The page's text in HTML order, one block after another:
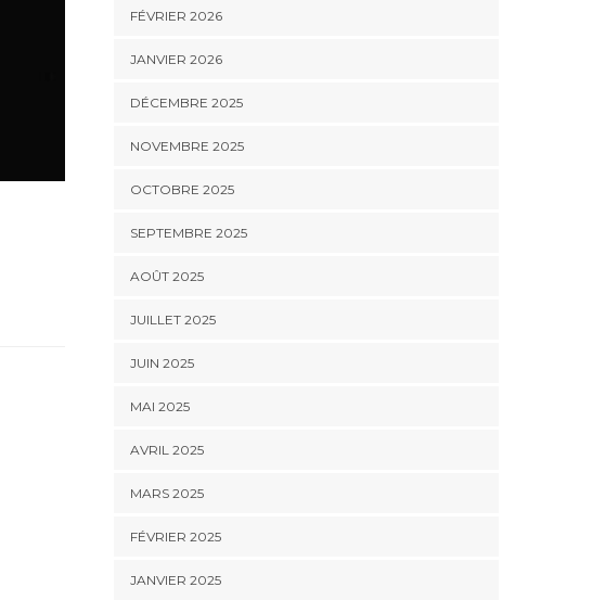
FÉVRIER 2026
JANVIER 2026
DÉCEMBRE 2025
NOVEMBRE 2025
OCTOBRE 2025
SEPTEMBRE 2025
AOÛT 2025
JUILLET 2025
JUIN 2025
MAI 2025
AVRIL 2025
MARS 2025
FÉVRIER 2025
JANVIER 2025